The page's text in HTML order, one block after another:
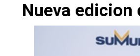
Nueva edicion